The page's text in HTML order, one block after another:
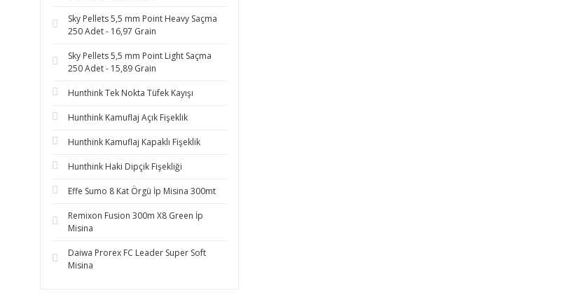
Sky Pellets 5,5 mm Point Heavy Saçma
250 Adet - 16,97 Grain
Sky Pellets 5,5 mm Point Light Saçma
250 Adet - 15,89 Grain
Hunthink Tek Nokta Tüfek Kayışı
Hunthink Kamuflaj Açık Fişeklik
Hunthink Kamuflaj Kapaklı Fişeklik
Hunthink Haki Dipçik Fişekliği
Effe Sumo 8 Kat Örgü İp Misina 300mt
Remixon Fusion 300m X8 Green İp
Misina
Daiwa Prorex FC Leader Super Soft
Misina